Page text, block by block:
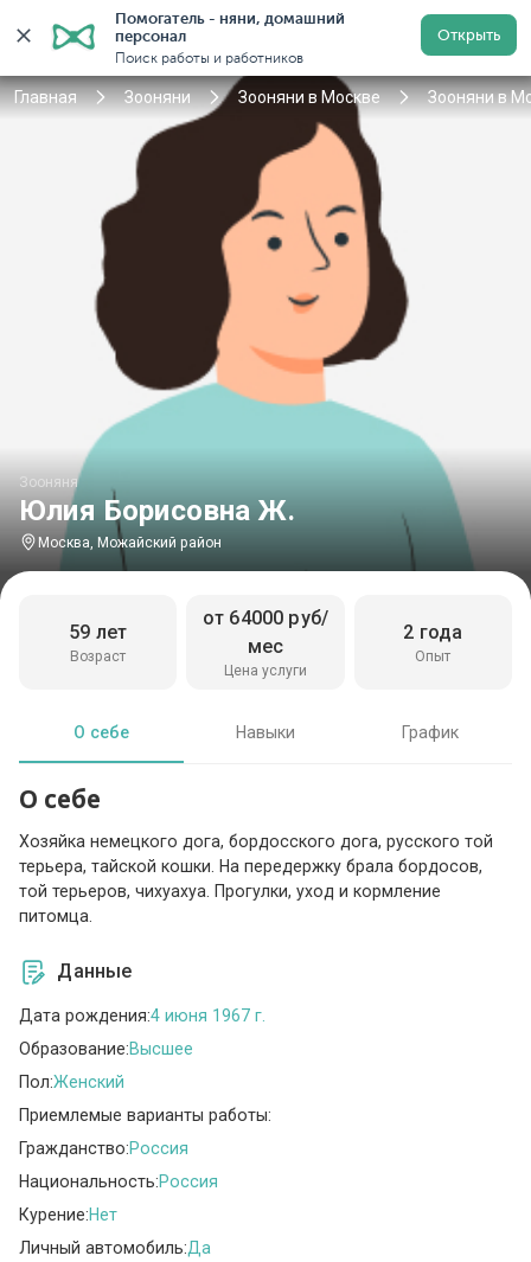
Помогатель - няни, домашний
персонал
Поиск работы и работников
Открыть
Регистрация
Главная Зооняни Зооняни в Москве Зооняни в
Юлия Борисовна Ж.
Зооняня
Москва, Можайский район
Возраст
59 лет
Цена услуги
от 64000 руб/
мес
Опыт
2 года
О себе Навыки График
О себе
Хозяйка немецкого дога, бордосского дога, русского той
терьера, тайской кошки. На передержку брала бордосов,
той терьеров, чихуахуа. Прогулки, уход и кормление
питомца.
Данные
Дата рождения:4 июня 1967 г.
Образование:Высшее
Пол:Женский
Приемлемые варианты работы:
Гражданство:Россия
Национальность:Россия
Курение:Нет
Личный автомобиль:Да